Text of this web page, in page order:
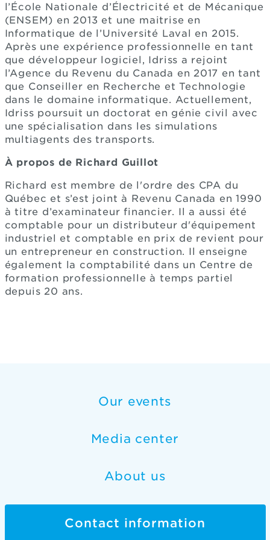
l’École Nationale d’Électricité et de Mécanique
(ENSEM) en 2013 et une maitrise en
Informatique de l’Université Laval en 2015.
Après une expérience professionnelle en tant
que développeur logiciel, Idriss a rejoint
l’Agence du Revenu du Canada en 2017 en tant
que Conseiller en Recherche et Technologie
dans le domaine informatique. Actuellement,
Idriss poursuit un doctorat en génie civil avec
une spécialisation dans les simulations
multiagents des transports.
À propos de Richard Guillot
Richard est membre de l'ordre des CPA du
Québec et s’est joint à Revenu Canada en 1990
à titre d’examinateur financier. Il a aussi été
comptable pour un distributeur d'équipement
industriel et comptable en prix de revient pour
un entrepreneur en construction. Il enseigne
également la comptabilité dans un Centre de
formation professionnelle à temps partiel
depuis 20 ans.
Our events
Media center
About us
Contact information